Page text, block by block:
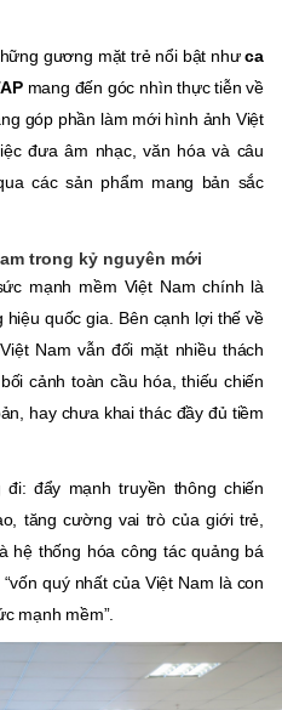
gương mặt trẻ nổi bật nhưca
mang đến góc nhìn thực tiễn về
góp phần làm mới hình ảnh Việt
đưa âm nhạc, văn hóa và câu
các sản phẩm mang bản sắc
trong kỷ nguyên mới
mạnh mềm Việt Nam chính là
quốc gia. Bên cạnh lợi thế về
Nam vẫn đối mặt nhiều thách
cảnh toàn cầu hóa, thiếu chiến
hay chưa khai thác đầy đủ tiềm
đẩy mạnh truyền thông chiến
tăng cường vai trò của giới trẻ,
hệ thống hóa công tác quảng bá
quý nhất của Việt Nam là con
mạnh mềm”.